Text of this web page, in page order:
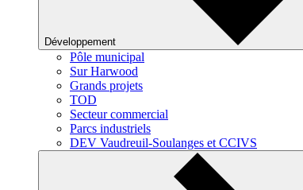
Développement
Pôle municipal
Sur Harwood
Grands projets
TOD
Secteur commercial
Parcs industriels
DEV Vaudreuil-Soulanges et CCIVS